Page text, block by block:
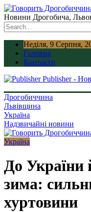
Новини Дрогобича,
Неділя, 9 Серпня,
Головна
Контакти
Publisher -
Дрогобиччина
Львівщина
Україна
Надзвичайні новини
Україна
До України
зима:
хуртовини